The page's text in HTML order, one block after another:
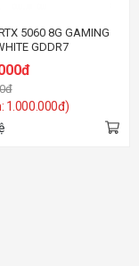
5060 8G GAMING
GDDR7
1.000.000đ)